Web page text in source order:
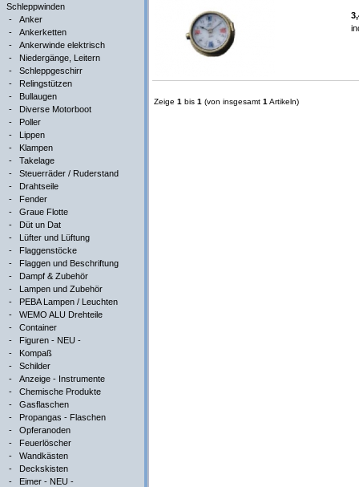
Schleppwinden
- Anker
- Ankerketten
- Ankerwinde elektrisch
- Niedergänge, Leitern
- Schleppgeschirr
- Relingstützen
- Bullaugen
- Diverse Motorboot
- Poller
- Lippen
- Klampen
- Takelage
- Steuerräder / Ruderstand
- Drahtseile
- Fender
- Graue Flotte
- Düt un Dat
- Lüfter und Lüftung
- Flaggenstöcke
- Flaggen und Beschriftung
- Dampf & Zubehör
- Lampen und Zubehör
- PEBA Lampen / Leuchten
- WEMO ALU Drehteile
- Container
- Figuren - NEU -
- Kompaß
- Schilder
- Anzeige - Instrumente
- Chemische Produkte
- Gasflaschen
- Propangas - Flaschen
- Opferanoden
- Feuerlöscher
- Wandkästen
- Deckskisten
- Eimer - NEU -
Zeige 1 bis 1 (von insgesamt 1 Artikeln)